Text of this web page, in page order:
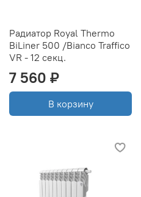
Радиатор Royal Thermo
BiLiner 500 /Bianco Traffico
VR - 12 секц.
7 560 ₽
В корзину